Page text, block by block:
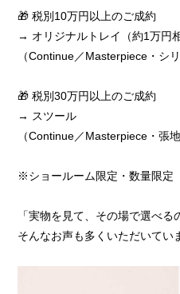
🎁 税別10万円以上のご成約
→ オリジナルトレイ（約1万円相
（Continue／Masterpiece・シ
🎁 税別30万円以上のご成約
→ スツール
（Continue／Masterpiece・張
※ショールーム限定・数量限定
「実物を見て、その場で選べる
そんなお声も多くいただいてい